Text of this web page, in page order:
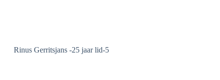
Rinus Gerritsjans -25 jaar lid-5